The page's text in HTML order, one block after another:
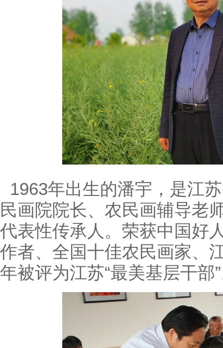
1963年出生的潘宇，是江
民画院院长、农民画辅导老
代表性传承人。荣获中国好
作者、全国十佳农民画家、
年被评为江苏“最美基层干部